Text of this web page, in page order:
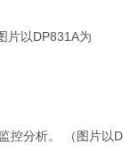
片以DP831A为
控分析。 （图片以D